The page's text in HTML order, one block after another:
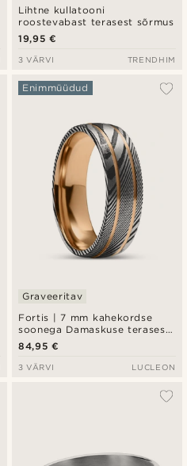
Lihtne kullatooni
roostevabast terasest sõrmus
19,95 €
3 VÄRVI TRENDHIM
Fortis | 7 mm kahekordse
soonega Damaskuse terasest
ja roosakaskuldse titaaniga
sõrmus
Enimmüüdud
Graveeritav
84,95 €
3 VÄRVI LUCLEON